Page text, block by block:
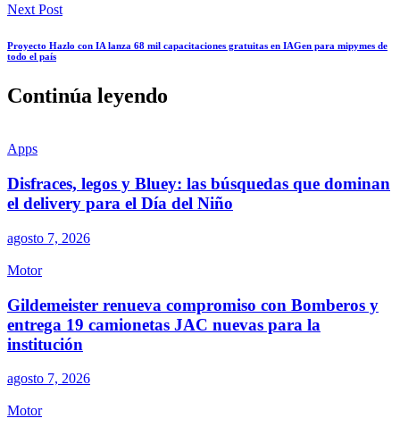
Next Post
Proyecto Hazlo con IA lanza 68 mil capacitaciones gratuitas en IAGen para mipymes de
todo el país
Continúa leyendo
Apps
Disfraces, legos y Bluey: las búsquedas que dominan
el delivery para el Día del Niño
agosto 7, 2026
Motor
Gildemeister renueva compromiso con Bomberos y
entrega 19 camionetas JAC nuevas para la
institución
agosto 7, 2026
Motor